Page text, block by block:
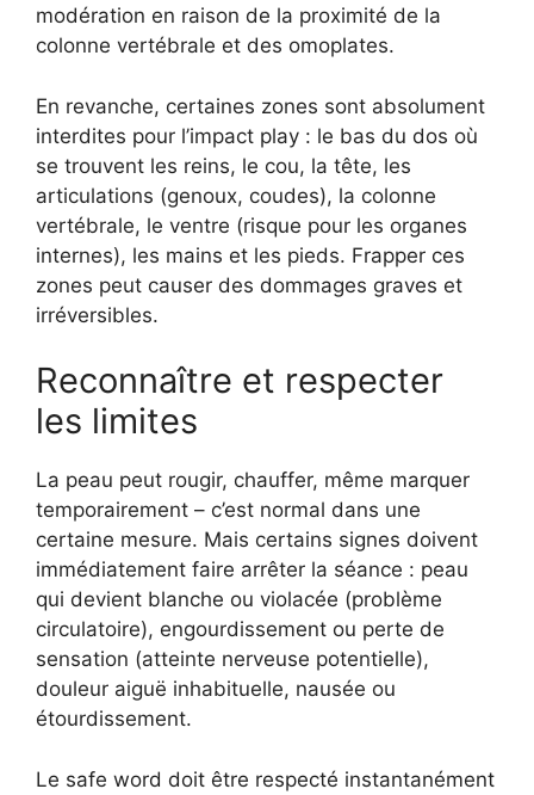
modération en raison de la proximité de la
colonne vertébrale et des omoplates.
En revanche, certaines zones sont absolument
interdites pour l’impact play : le bas du dos où
se trouvent les reins, le cou, la tête, les
articulations (genoux, coudes), la colonne
vertébrale, le ventre (risque pour les organes
internes), les mains et les pieds. Frapper ces
zones peut causer des dommages graves et
irréversibles.
Reconnaître et respecter
les limites
La peau peut rougir, chauffer, même marquer
temporairement – c’est normal dans une
certaine mesure. Mais certains signes doivent
immédiatement faire arrêter la séance : peau
qui devient blanche ou violacée (problème
circulatoire), engourdissement ou perte de
sensation (atteinte nerveuse potentielle),
douleur aiguë inhabituelle, nausée ou
étourdissement.
Le safe word doit être respecté instantanément